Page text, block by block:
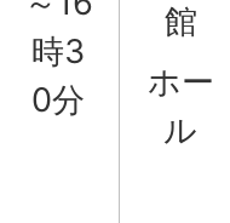
時3
0分
館
ホー
ル